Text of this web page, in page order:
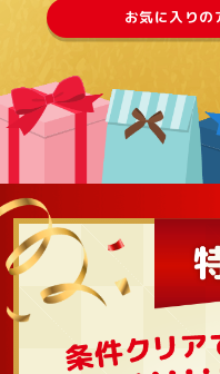
お気に入りの